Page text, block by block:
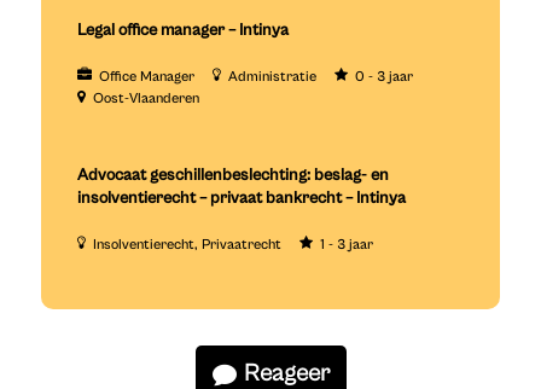
Legal office manager – Intinya
Office Manager Administratie
0 - 3 jaar
Oost-Vlaanderen
Advocaat geschillenbeslechting: beslag- en
insolventierecht – privaat bankrecht – Intinya
Insolventierecht Privaatrecht 1 - 3 jaar
Reageer